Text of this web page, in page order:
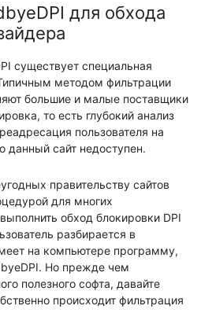
для обхода
существует специальная
методом фильтрации
большие и малые поставщики
то есть глубокий анализ
пользователя на
данный сайт недоступен.
правительству сайтов
для многих
обход блокировки DPI
разбирается в
на компьютере программу,
Но прежде чем
полезного софта, давайте
происходит фильтрация